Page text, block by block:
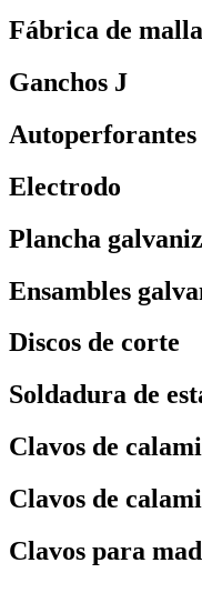
Fábrica de
Ganchos J
Autoperforantes
Electrodo
Plancha
Ensambles
Discos de corte
Soldadura de
Clavos de
Clavos de
Clavos para